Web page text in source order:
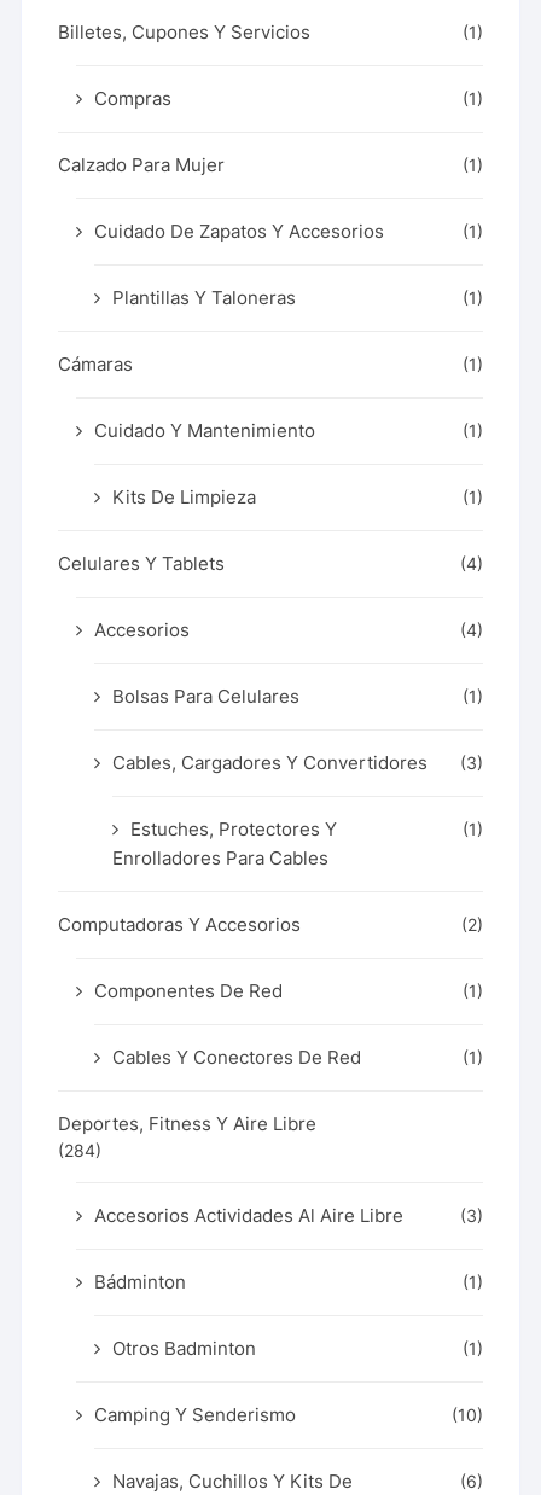
Billetes, Cupones Y Servicios (1)
Compras (1)
Calzado Para Mujer (1)
Cuidado De Zapatos Y Accesorios (1)
Plantillas Y Taloneras (1)
Cámaras (1)
Cuidado Y Mantenimiento (1)
Kits De Limpieza (1)
Celulares Y Tablets (4)
Accesorios (4)
Bolsas Para Celulares (1)
Cables, Cargadores Y Convertidores (3)
Estuches, Protectores Y
Enrolladores Para Cables
(1)
Computadoras Y Accesorios (2)
Componentes De Red (1)
Cables Y Conectores De Red (1)
Deportes, Fitness Y Aire Libre
(284)
Accesorios Actividades Al Aire Libre (3)
Bádminton (1)
Otros Badminton (1)
Camping Y Senderismo (10)
Navajas, Cuchillos Y Kits De
(6)